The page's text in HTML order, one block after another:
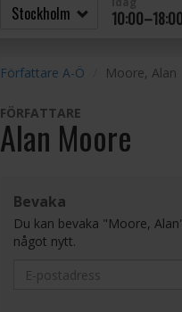
10:00–18:00
Författare A-Ö Moore, Alan
FÖRFATTARE
Alan Moore
Bevaka
Du kan bevaka "Moore,
något nytt.